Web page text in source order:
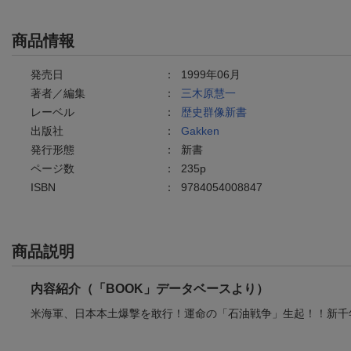
商品情報
発売日 ： 1999年06月
著者／編集
： 三木原慧一
レーベル
： 歴史群像新書
出版社
： Gakken
発行形態
： 新書
ページ数
： 235p
ISBN
： 9784054008847
商品説明
内容紹介（「BOOK」データベースより）
米海軍、日本本土爆撃を敢行！運命の「石油戦争」生起！！新